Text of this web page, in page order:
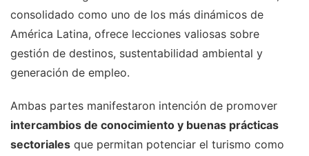
consolidado como uno de los más dinámicos de
América Latina, ofrece lecciones valiosas sobre
gestión de destinos, sustentabilidad ambiental y
generación de empleo.
Ambas partes manifestaron intención de promover
intercambios de conocimiento y buenas prácticas
sectoriales que permitan potenciar el turismo como